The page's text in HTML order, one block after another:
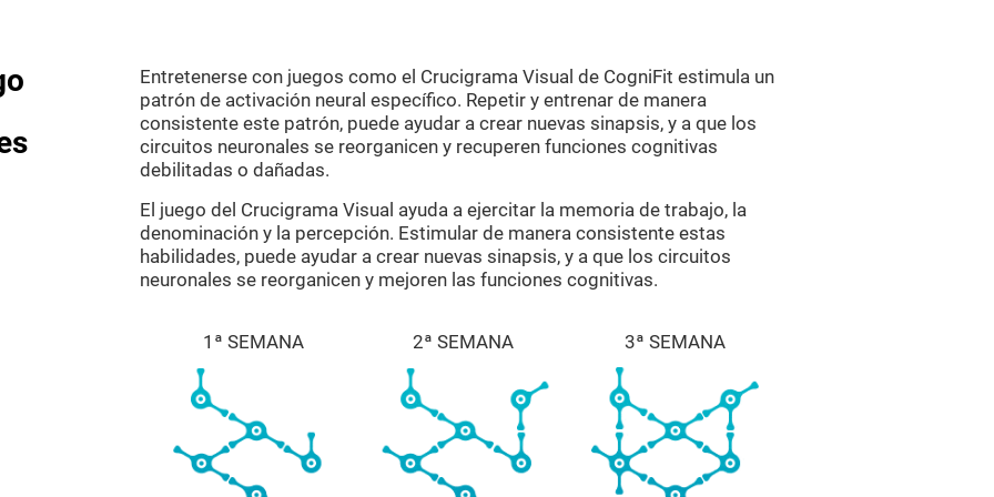
Entretenerse con juegos como el Crucigrama Visual de CogniFit estimula un
patrón de activación neural específico. Repetir y entrenar de manera
consistente este patrón, puede ayudar a crear nuevas sinapsis, y a que los
circuitos neuronales se reorganicen y recuperen funciones cognitivas
debilitadas o dañadas.
El juego del Crucigrama Visual ayuda a ejercitar la memoria de trabajo, la
denominación y la percepción. Estimular de manera consistente estas
habilidades, puede ayudar a crear nuevas sinapsis, y a que los circuitos
neuronales se reorganicen y mejoren las funciones cognitivas.
1ª SEMANA 2ª SEMANA 3ª SEMANA